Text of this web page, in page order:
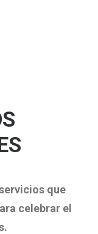
que
celebrar el